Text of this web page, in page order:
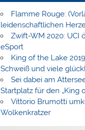
Flamme Rouge:
leidenschaftlichen
Zwift-WM 2020: UCI
eSport
King of the Lake
Schweiß und viele
Sei dabei am
Startplatz für den „King
Vittorio Brumotti
Wolkenkratzer